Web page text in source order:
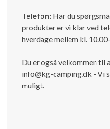
Telefon: Har du
produkter er vi klar ved
hverdage mellem kl.
Du er også velkommen tll
info@kg-camping.dk - Vi
muligt.